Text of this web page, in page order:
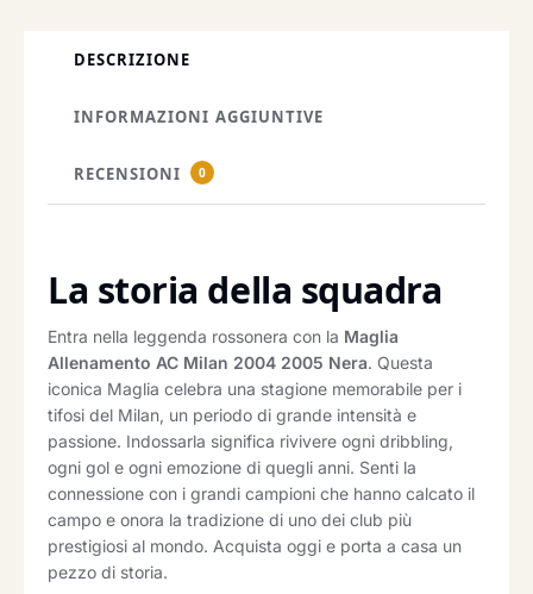
DESCRIZIONE
INFORMAZIONI AGGIUNTIVE
RECENSIONI 0
La storia della squadra
Entra nella leggenda rossonera con la Maglia
Allenamento AC Milan 2004 2005 Nera. Questa
iconica Maglia celebra una stagione memorabile per i
tifosi del Milan, un periodo di grande intensità e
passione. Indossarla significa rivivere ogni dribbling,
ogni gol e ogni emozione di quegli anni. Senti la
connessione con i grandi campioni che hanno calcato il
campo e onora la tradizione di uno dei club più
prestigiosi al mondo. Acquista oggi e porta a casa un
pezzo di storia.